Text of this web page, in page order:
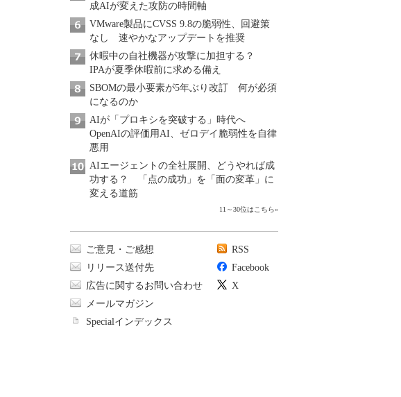
成AIが変えた攻防の時間軸
VMware製品にCVSS 9.8の脆弱性、回避策
なし 速やかなアップデートを推奨
休暇中の自社機器が攻撃に加担する？
IPAが夏季休暇前に求める備え
SBOMの最小要素が5年ぶり改訂 何が必須
になるのか
AIが「プロキシを突破する」時代へ
OpenAIの評価用AI、ゼロデイ脆弱性を自律
悪用
AIエージェントの全社展開、どうやれば成
功する？ 「点の成功」を「面の変革」に
変える道筋
11～30位はこちら»
ご意見・ご感想
リリース送付先
広告に関するお問い合わせ
メールマガジン
Specialインデックス
RSS
Facebook
X